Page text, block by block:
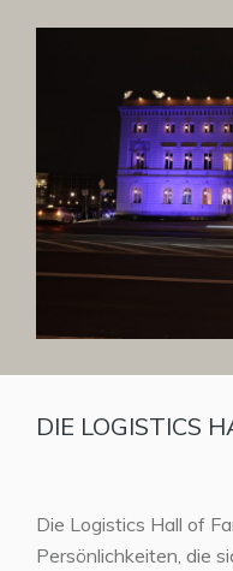
DIE LOGISTICS
Die Logistics Hall of
Persönlichkeiten, die